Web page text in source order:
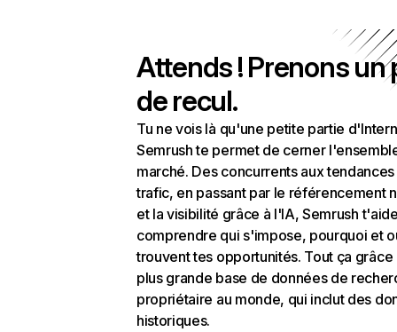
Attends ! Prenons un
de recul.
Tu ne vois là qu'une petite partie
Semrush te permet de cerner
marché. Des concurrents aux
trafic, en passant par le référencement
et la visibilité grâce à l'IA, Semrush
comprendre qui s'impose, pourquoi et
trouvent tes opportunités. Tout ça grâce
plus grande base de données de
propriétaire au monde, qui inclut des
historiques.